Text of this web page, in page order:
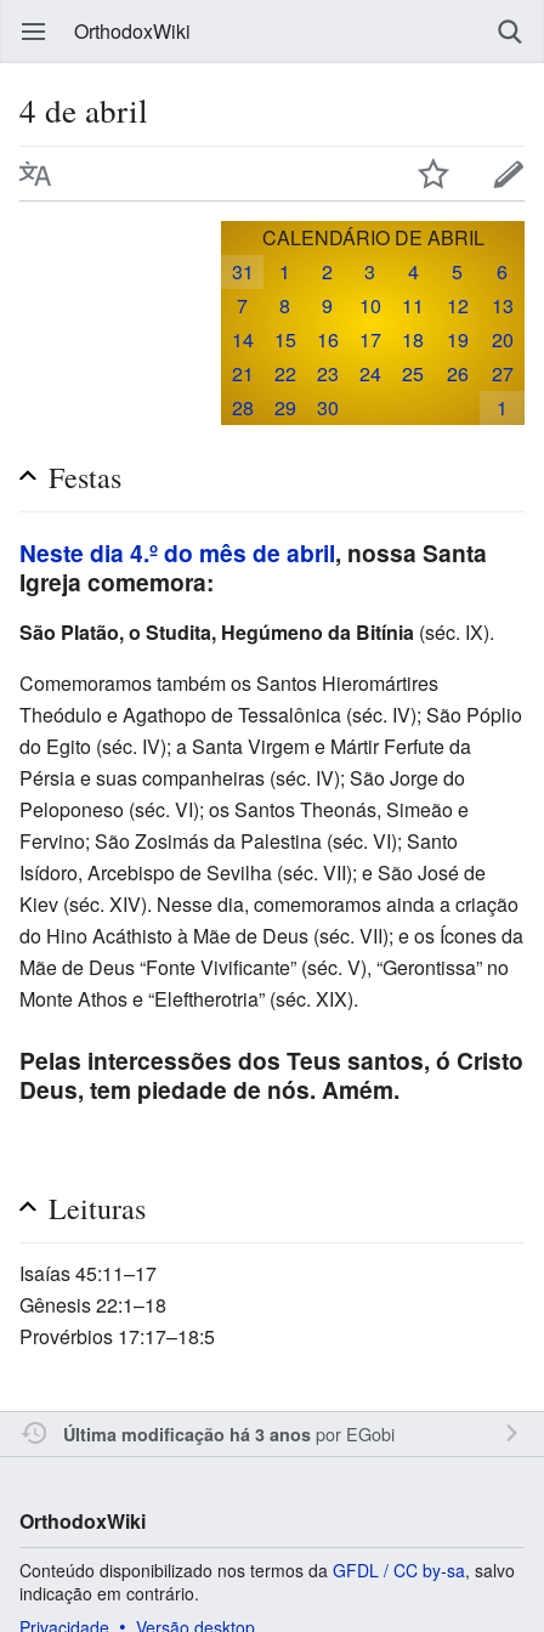
OrthodoxWiki
4 de abril
CALENDÁRIO DE ABRIL
31
1 2 3 4 5
6
7
8 9 10 11 12
13
14
15 16 17 18 19
20
21
22 23 24 25 26
27
28
29 30 1
Festas
Neste dia 4.º do mês de abril, nossa Santa
Igreja comemora:
São Platão, o Studita, Hegúmeno da Bitínia (séc. IX).
Comemoramos também os Santos Hieromártires
Theódulo e Agathopo de Tessalônica (séc. IV); São Póplio
do Egito (séc. IV); a Santa Virgem e Mártir Ferfute da
Pérsia e suas companheiras (séc. IV); São Jorge do
Peloponeso (séc. VI); os Santos Theonás, Simeão e
Fervino; São Zosimás da Palestina (séc. VI); Santo
Isídoro, Arcebispo de Sevilha (séc. VII); e São José de
Kiev (séc. XIV). Nesse dia, comemoramos ainda a criação
do Hino Acáthisto à Mãe de Deus (séc. VII); e os Ícones da
Mãe de Deus “Fonte Vivificante” (séc. V), “Gerontissa” no
Monte Athos e “Eleftherotria” (séc. XIX).
Pelas intercessões dos Teus santos, ó Cristo
Deus, tem piedade de nós. Amém.
Leituras
Isaías 45:11–17
Gênesis 22:1–18
Provérbios 17:17–18:5
Última modificação há 3 anospor EGobi
OrthodoxWiki
Conteúdo disponibilizado nos termos da GFDL / CC by-sa, salvo
indicação em contrário.
Privacidade
Versão desktop